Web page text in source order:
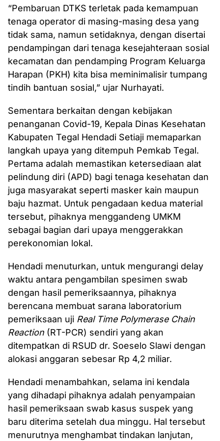
“Pembaruan DTKS terletak pada kemampuan
tenaga operator di masing-masing desa yang
tidak sama, namun setidaknya, dengan disertai
pendampingan dari tenaga kesejahteraan sosial
kecamatan dan pendamping Program Keluarga
Harapan (PKH) kita bisa meminimalisir tumpang
tindih bantuan sosial,” ujar Nurhayati.
Sementara berkaitan dengan kebijakan
penanganan Covid-19, Kepala Dinas Kesehatan
Kabupaten Tegal Hendadi Setiaji memaparkan
langkah upaya yang ditempuh Pemkab Tegal.
Pertama adalah memastikan ketersediaan alat
pelindung diri (APD) bagi tenaga kesehatan dan
juga masyarakat seperti masker kain maupun
baju hazmat. Untuk pengadaan kedua material
tersebut, pihaknya menggandeng UMKM
sebagai bagian dari upaya menggerakkan
perekonomian lokal.
Hendadi menuturkan, untuk mengurangi delay
waktu antara pengambilan spesimen swab
dengan hasil pemeriksaannya, pihaknya
berencana membuat sarana laboratorium
pemeriksaan uji Real Time Polymerase Chain
Reaction (RT-PCR) sendiri yang akan
ditempatkan di RSUD dr. Soeselo Slawi dengan
alokasi anggaran sebesar Rp 4,2 miliar.
Hendadi menambahkan, selama ini kendala
yang dihadapi pihaknya adalah penyampaian
hasil pemeriksaan swab kasus suspek yang
baru diterima setelah dua minggu. Hal tersebut
menurutnya menghambat tindakan lanjutan,